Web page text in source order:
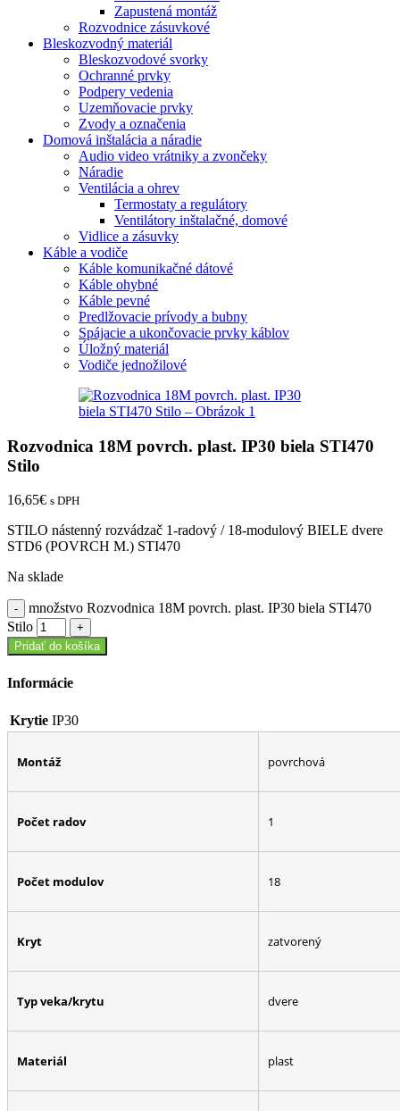
Zapustená montáž
Rozvodnice zásuvkové
Bleskozvodný materiál
Bleskozvodové svorky
Ochranné prvky
Podpery vedenia
Uzemňovacie prvky
Zvody a označenia
Domová inštalácia a náradie
Audio video vrátniky a zvončeky
Náradie
Ventilácia a ohrev
Termostaty a regulátory
Ventilátory inštalačné, domové
Vidlice a zásuvky
Káble a vodiče
Káble komunikačné dátové
Káble ohybné
Káble pevné
Predlžovacie prívody a bubny
Spájacie a ukončovacie prvky káblov
Úložný materiál
Vodiče jednožilové
Rozvodnica 18M povrch. plast. IP30 biela STI470
Stilo
16,65€ s DPH
STILO nástenný rozvádzač 1-radový / 18-modulový BIELE dvere
STD6 (POVRCH M.) STI470
Na sklade
množstvo Rozvodnica 18M povrch. plast. IP30 biela STI470
Stilo
Pridať do košíka
Informácie
Krytie IP30
Montáž povrchová
Počet radov 1
Počet modulov 18
Kryt zatvorený
Typ veka/krytu dvere
Materiál plast